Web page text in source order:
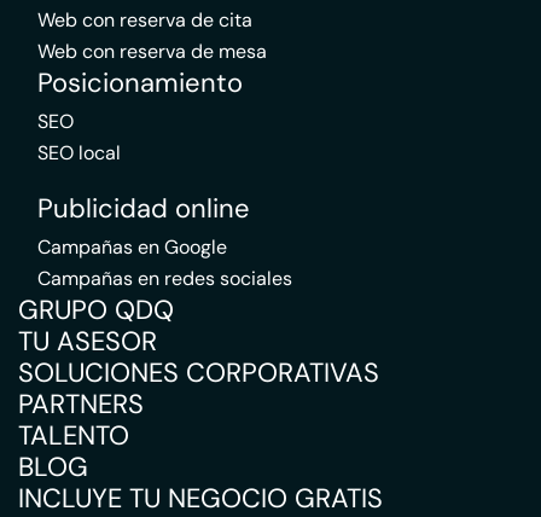
Web con reserva de cita
Web con reserva de mesa
Posicionamiento
SEO
SEO local
Publicidad online
Campañas en Google
Campañas en redes sociales
GRUPO QDQ
TU ASESOR
SOLUCIONES CORPORATIVAS
PARTNERS
TALENTO
BLOG
INCLUYE TU NEGOCIO GRATIS